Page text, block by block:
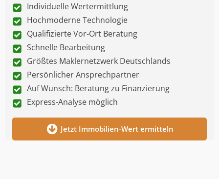
Individuelle Wertermittlung
Hochmoderne Technologie
Qualifizierte Vor-Ort Beratung
Schnelle Bearbeitung
Größtes Maklernetzwerk Deutschlands
Persönlicher Ansprechpartner
Auf Wunsch: Beratung zu Finanzierung
Express-Analyse möglich
Jetzt Immobilien-Wert ermitteln